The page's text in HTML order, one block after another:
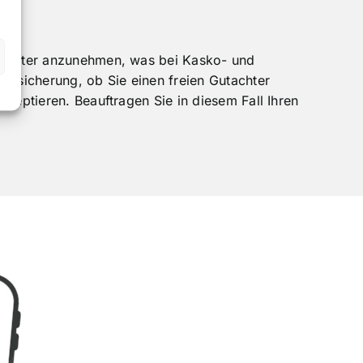
anzunehmen, was bei Kasko- und
ob Sie einen freien Gutachter
Beauftragen Sie in diesem Fall Ihren